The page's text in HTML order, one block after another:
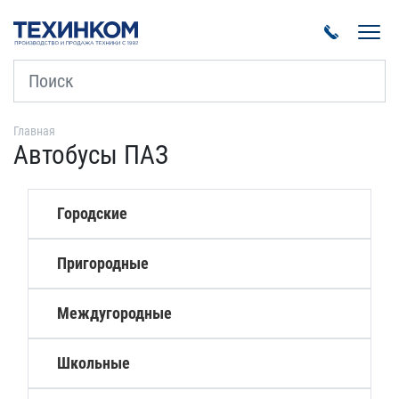
Главная
Автобусы ПАЗ
Городские
Пригородные
Междугородные
Школьные